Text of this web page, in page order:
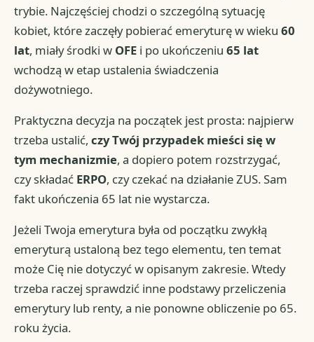
trybie. Najczęściej chodzi o szczególną sytuację
kobiet, które zaczęły pobierać emeryturę w wieku60
lat, miały środki w OFE i po ukończeniu65 lat
wchodzą w etap ustalenia świadczenia
dożywotniego.
Praktyczna decyzja na początek jest prosta: najpierw
trzeba ustalić,czy Twój przypadek mieści się w
tym mechanizmie, a dopiero potem rozstrzygać,
czy składać ERPO, czy czekać na działanie ZUS. Sam
fakt ukończenia 65 lat nie wystarcza.
Jeżeli Twoja emerytura była od początku zwykłą
emeryturą ustaloną bez tego elementu, ten temat
może Cię nie dotyczyć w opisanym zakresie. Wtedy
trzeba raczej sprawdzić inne podstawy przeliczenia
emerytury lub renty, a nie ponowne obliczenie po 65.
roku życia.